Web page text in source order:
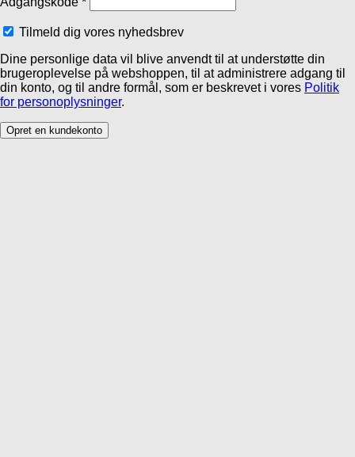
Tilmeld dig vores nyhedsbrev
Dine personlige data vil blive anvendt til at understøtte din
brugeroplevelse på webshoppen, til at administrere adgang til
din konto, og til andre formål, som er beskrevet i vores Politik
for personoplysninger.
Opret en kundekonto